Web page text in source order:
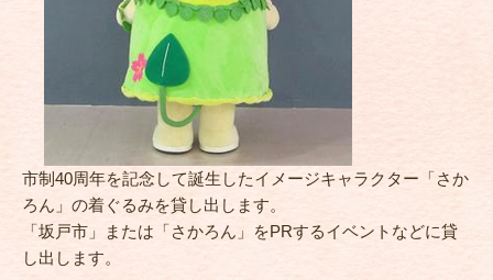
市制40周年を記念して誕生したイメージキャラクター「さか
ろん」の着ぐるみを貸し出します。
「坂戸市」または「さかろん」をPRするイベントなどに貸
し出します。